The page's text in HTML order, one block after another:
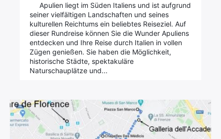
Apulien liegt im Süden Italiens und ist aufgrund
seiner vielfältigen Landschaften und seines
kulturellen Reichtums ein beliebtes Reiseziel. Auf
dieser Rundreise können Sie die Wunder Apuliens
entdecken und Ihre Reise durch Italien in vollen
Zügen genießen. Sie haben die Möglichkeit,
historische Städte, spektakuläre
Naturschauplätze und...